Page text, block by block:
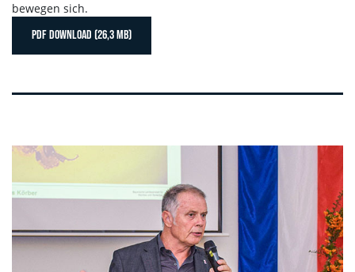
bewegen sich.
PDF DOWNLOAD (26,3 MB)